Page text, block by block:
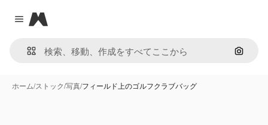
Close menu
Magnific
画像で
ホーム/ストック/写真/フィールド上のゴルフクラブバッグ